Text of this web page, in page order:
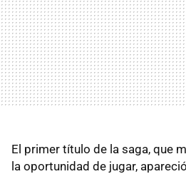
El primer título de la saga, que
la oportunidad de jugar,